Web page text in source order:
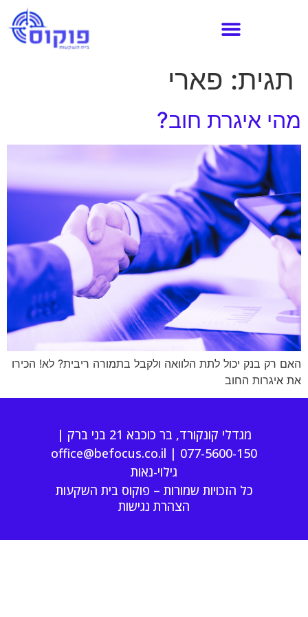
תגית: פארי
מהי איגרת חוב?
האם רק בנק יכול לתת הלוואה ולקבל בתמורה ריבית? לא! הכירו
את איגרות החוב
מגדלי קונקורד, בר כוכבא 21 בני ברק |
office@befocus.co.il | 077-5600-150
גילוי-נאות
כל הזכויות שמורות – פוקוס בית השקעות
הצהרת נגישות